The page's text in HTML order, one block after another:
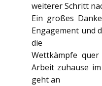
weiterer Schritt
Ein großes
Engagement und
die
Wettkämpfe
Arbeit zuhause
geht an